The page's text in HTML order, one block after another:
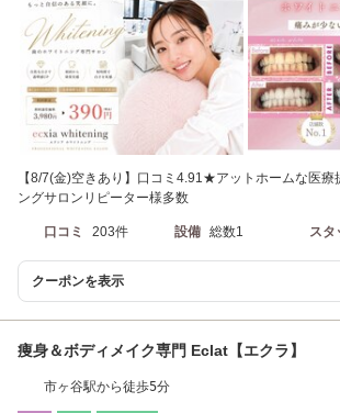
【8/7(金)空きあり】口コミ4.91★アットホームな医療
ングサロンリピーター様多数
口コミ 203件 設備 総数1 スタ
クーポンを表示
痩身＆ボディメイク専門 Eclat【エクラ】
市ヶ谷駅から徒歩5分